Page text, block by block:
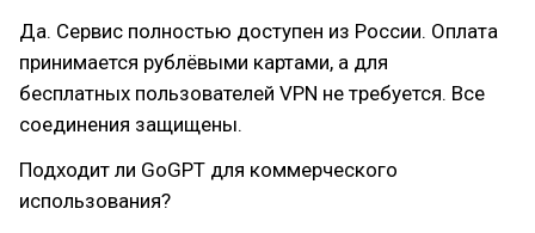
Да. Сервис полностью доступен из России. Оплата
принимается рублёвыми картами, а для
бесплатных пользователей VPN не требуется. Все
соединения защищены.
Подходит ли GoGPT для коммерческого
использования?